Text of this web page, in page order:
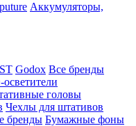
Аккумуляторы,
Godox Все бренды
головы
Чехлы для штативов
бренды Бумажные фоны